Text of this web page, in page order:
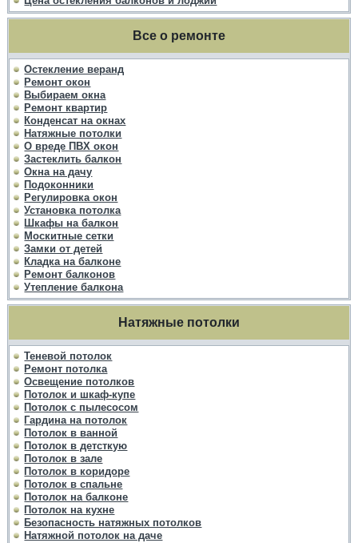
Все о ремонте
Остекление веранд
Ремонт окон
Выбираем окна
Ремонт квартир
Конденсат на окнах
Натяжные потолки
О вреде ПВХ окон
Застеклить балкон
Окна на дачу
Подоконники
Регулировка окон
Установка потолка
Шкафы на балкон
Москитные сетки
Замки от детей
Кладка на балконе
Ремонт балконов
Утепление балкона
Натяжные потолки
Теневой потолок
Ремонт потолка
Освещение потолков
Потолок и шкаф-купе
Потолок с пылесосом
Гардина на потолок
Потолок в ванной
Потолок в детсткую
Потолок в зале
Потолок в коридоре
Потолок в спальне
Потолок на балконе
Потолок на кухне
Безопасность натяжных потолков
Натяжной потолок на даче